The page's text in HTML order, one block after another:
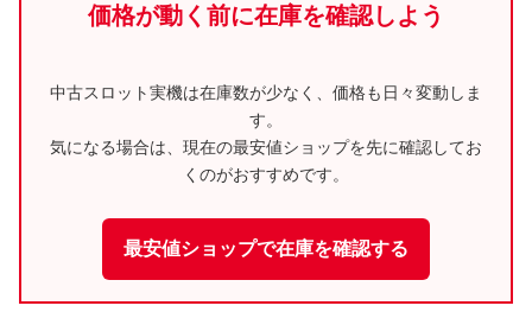
価格が動く前に在庫を確認しよう
中古スロット実機は在庫数が少なく、価格も日々変動しま
す。
気になる場合は、現在の最安値ショップを先に確認してお
くのがおすすめです。
最安値ショップで在庫を確認する